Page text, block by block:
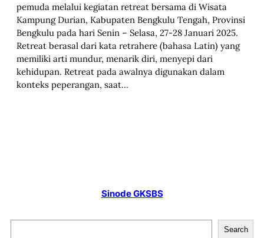
pemuda melalui kegiatan retreat bersama di Wisata
Kampung Durian, Kabupaten Bengkulu Tengah, Provinsi
Bengkulu pada hari Senin – Selasa, 27-28 Januari 2025.
Retreat berasal dari kata retrahere (bahasa Latin) yang
memiliki arti mundur, menarik diri, menyepi dari
kehidupan. Retreat pada awalnya digunakan dalam
konteks peperangan, saat…
Sinode GKSBS
Search